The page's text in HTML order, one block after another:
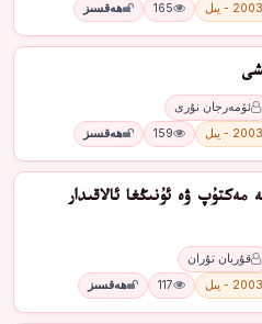
2003 - يىل 165 ھەقسىز
ئۆمەرجان نۇرى
2003 - يىل 159 ھەقسىز
ۋە ئۇنىڭغا ئالاقىدار
قۇربان تۇران
2003 - يىل 117 ھەقسىز